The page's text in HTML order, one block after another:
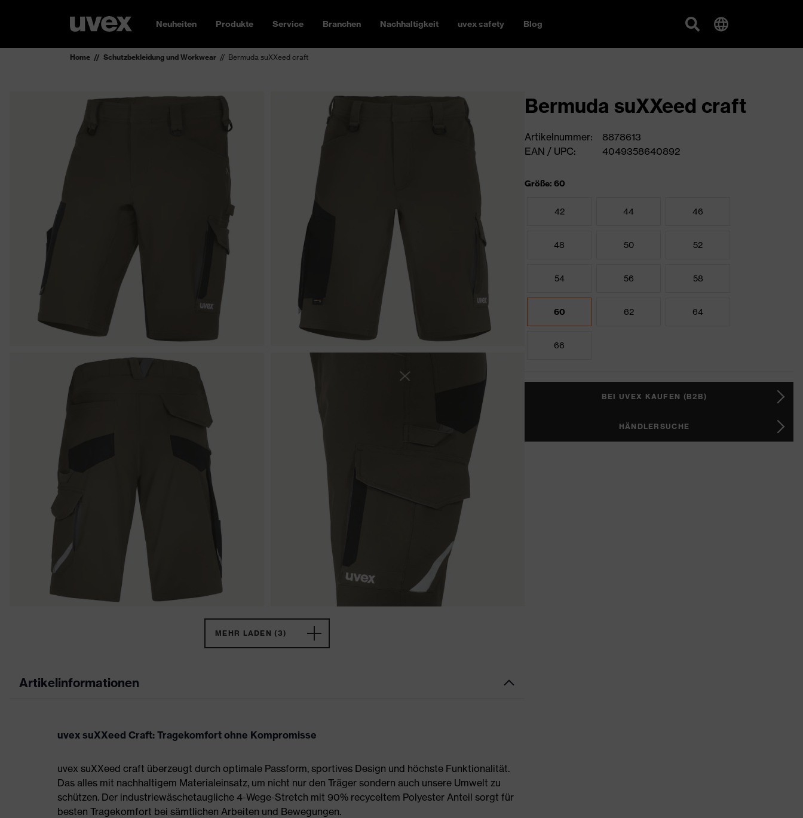
Neuheiten Produkte Service Branchen Nachhaltigkeit uvex safety Blog
Home Schutzbekleidung und Workwear Bermuda suXXeed craft
MEHR LADEN (3)
Artikelinformationen
uvex suXXeed Craft: Tragekomfort ohne Kompromisse
uvex suXXeed craft überzeugt durch optimale Passform, sportives Design und höchste Funktionalität.
Das alles mit nachhaltigem Materialeinsatz, um nicht nur den Träger sondern auch unsere Umwelt zu
schützen. Der industriewäschetaugliche 4-Wege-Stretch mit 90% recyceltem Polyester Anteil sorgt für
besten Tragekomfort bei sämtlichen Arbeiten und Bewegungen.
Bermuda suXXeed craft
Artikelnummer:
8878613
EAN / UPC:
4049358640892
Größe: 60
42 44 46
48 50 52
54 56 58
60 62 64
66
BEI UVEX KAUFEN (B2B)
HÄNDLERSUCHE